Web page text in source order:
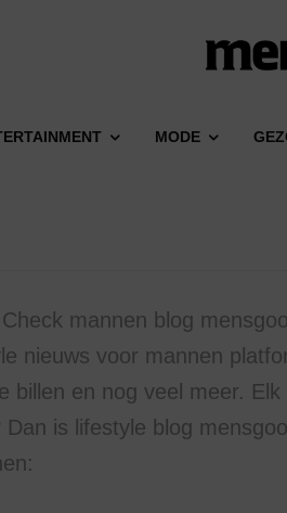
MODE
Check mannen blog
nieuws voor mannen
billen en nog veel meer.
is lifestyle blog